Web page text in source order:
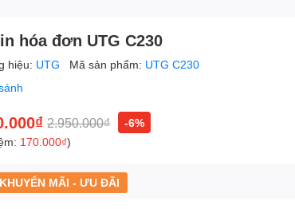
hóa đơn UTG C230
hiệu: UTG Mã sản phẩm: UTG C230
2.950.000₫
-6%
170.000₫)
KHUYẾN MÃI - ƯU ĐÃI